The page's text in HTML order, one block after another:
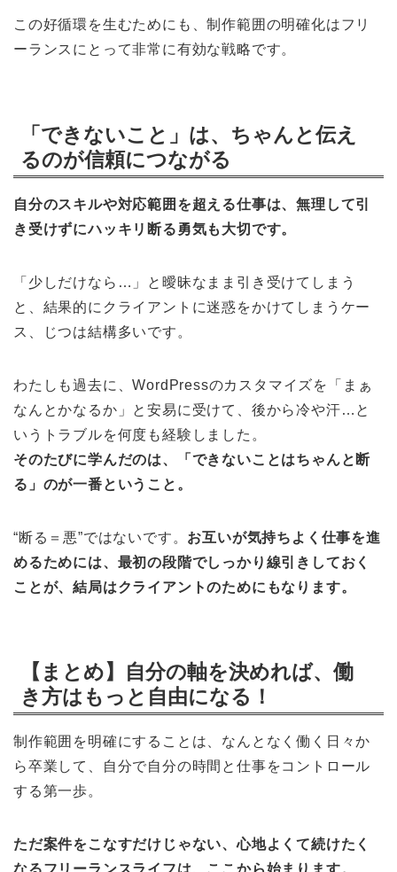
この好循環を生むためにも、制作範囲の明確化はフリ
ーランスにとって非常に有効な戦略です。
「できないこと」は、ちゃんと伝え
るのが信頼につながる
自分のスキルや対応範囲を超える仕事は、無理して引
き受けずにハッキリ断る勇気も大切です。
「少しだけなら…」と曖昧なまま引き受けてしまう
と、結果的にクライアントに迷惑をかけてしまうケー
ス、じつは結構多いです。
わたしも過去に、WordPressのカスタマイズを「まぁ
なんとかなるか」と安易に受けて、後から冷や汗…と
いうトラブルを何度も経験しました。
そのたびに学んだのは、「できないことはちゃんと断
る」のが一番ということ。
“断る＝悪”ではないです。 お互いが気持ちよく仕事を進
めるためには、最初の段階でしっかり線引きしておく
ことが、結局はクライアントのためにもなります。
【まとめ】自分の軸を決めれば、働
き方はもっと自由になる！
制作範囲を明確にすることは、なんとなく働く日々か
ら卒業して、自分で自分の時間と仕事をコントロール
する第一歩。
ただ案件をこなすだけじゃない、心地よくて続けたく
なるフリーランスライフは、ここから始まります。